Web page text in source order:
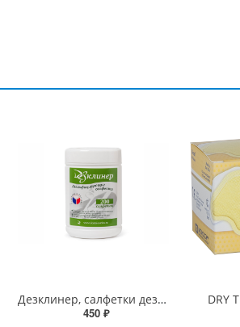
Дезклинер, салфетки дезинфицирущие
450 ₽
DRY